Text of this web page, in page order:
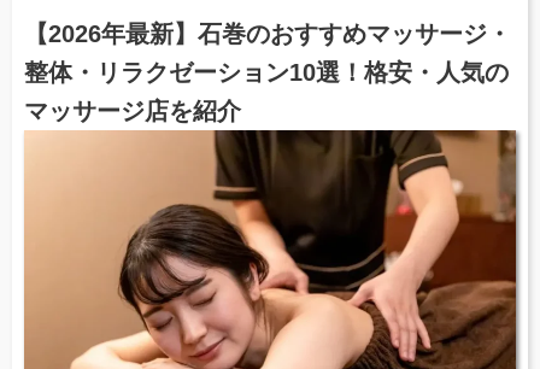
【2026年最新】石巻のおすすめマッサージ・
整体・リラクゼーション10選！格安・人気の
マッサージ店を紹介